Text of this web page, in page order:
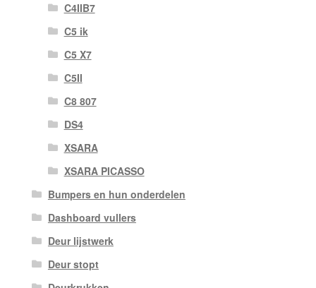
C4IIB7
C5 ik
C5 X7
C5II
C8 807
DS4
XSARA
XSARA PICASSO
Bumpers en hun onderdelen
Dashboard vullers
Deur lijstwerk
Deur stopt